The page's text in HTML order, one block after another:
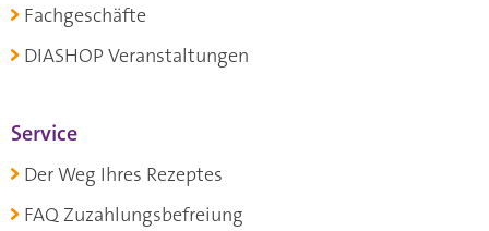
Fachgeschäfte
DIASHOP Veranstaltungen
Service
Der Weg Ihres Rezeptes
FAQ Zuzahlungsbefreiung